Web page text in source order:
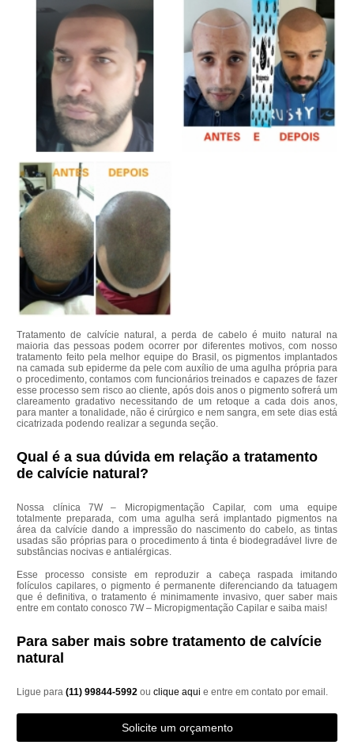
Tratamento de calvície natural, a perda de cabelo é muito natural na
maioria das pessoas podem ocorrer por diferentes motivos, com nosso
tratamento feito pela melhor equipe do Brasil, os pigmentos implantados
na camada sub epiderme da pele com auxílio de uma agulha própria para
o procedimento, contamos com funcionários treinados e capazes de fazer
esse processo sem risco ao cliente, após dois anos o pigmento sofrerá um
clareamento gradativo necessitando de um retoque a cada dois anos,
para manter a tonalidade, não é cirúrgico e nem sangra, em sete dias está
cicatrizada podendo realizar a segunda seção.
Qual é a sua dúvida em relação a tratamento
de calvície natural?
Nossa clínica 7W – Micropigmentação Capilar, com uma equipe
totalmente preparada, com uma agulha será implantado pigmentos na
área da calvície dando a impressão do nascimento do cabelo, as tintas
usadas são próprias para o procedimento á tinta é biodegradável livre de
substâncias nocivas e antialérgicas.
Esse processo consiste em reproduzir a cabeça raspada imitando
folículos capilares, o pigmento é permanente diferenciando da tatuagem
que é definitiva, o tratamento é minimamente invasivo, quer saber mais
entre em contato conosco 7W – Micropigmentação Capilar e saiba mais!
Para saber mais sobre tratamento de calvície
natural
Ligue para(11) 99844-5992ouclique aqui e entre em contato por email.
Solicite um orçamento